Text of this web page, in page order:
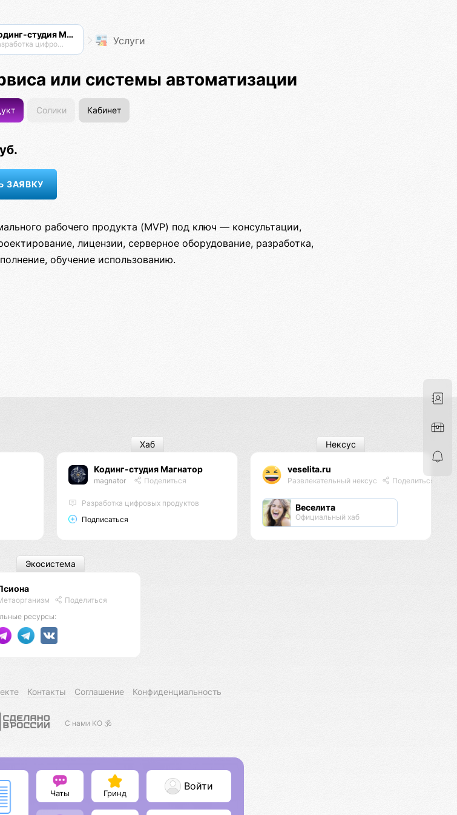
Кодинг-студия Магнатор
Разработка цифровых продуктов Услуги
или системы автоматизации
Солики Кабинет
рабочего продукта (MVP) под ключ — консультации,
лицензии, серверное оборудование, разработка,
обучение использованию.
Кодинг-студия Магнатор
magnator Поделиться
Разработка цифровых продуктов
Подписаться
Хаб
veselita.ru
Развлекательный нексус Поделиться
Веселита
Официальный хаб
Нексус
Поделиться
ресурсы:
Экосистема
Контакты Соглашение Конфиденциальность
С нами КО 🕉️
Чаты Гринд
Войти